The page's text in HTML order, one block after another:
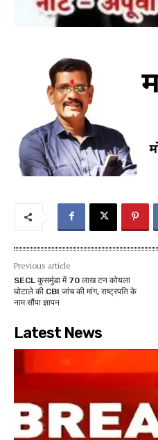
Previous article
SECL कुसमुंडा में 70 लाख टन कोयला
घोटाले की CBI जांच की मांग, राष्ट्रपति के
नाम सौंपा ज्ञापन
Latest News